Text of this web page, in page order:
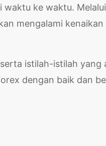
waktu ke waktu. Melalui
mengalami kenaikan
istilah-istilah yang
dengan baik dan